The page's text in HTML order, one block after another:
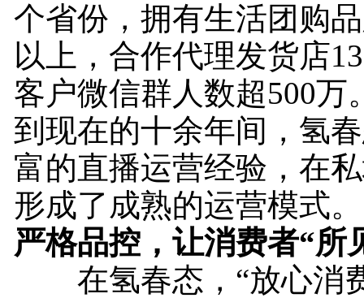
个省份，拥有生活团购
以上，合作代理发货店
客户微信群人数超500万
到现在的十余年间，氢
富的直播运营经验，在
形成了成熟的运营模式。
严格品控，让消费者“所
在氢春态，“放心消